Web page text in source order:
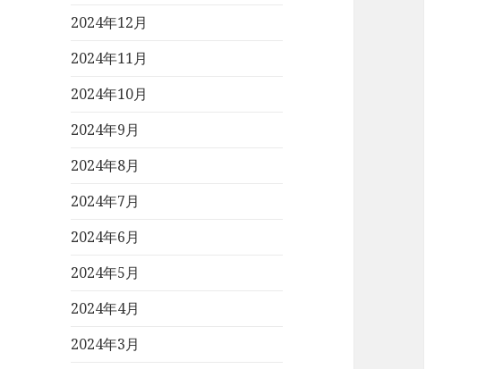
2024年12月
2024年11月
2024年10月
2024年9月
2024年8月
2024年7月
2024年6月
2024年5月
2024年4月
2024年3月